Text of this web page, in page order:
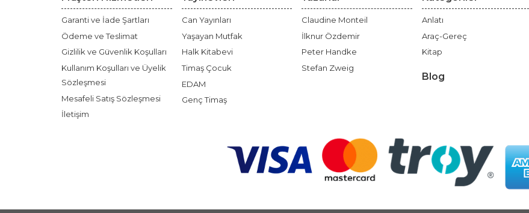
Garanti ve İade Şartları
Ödeme ve Teslimat
Gizlilik ve Güvenlik Koşulları
Kullanım Koşulları ve Üyelik
Sözleşmesi
Mesafeli Satış Sözleşmesi
İletişim
Can Yayınları
Yaşayan Mutfak
Halk Kitabevi
Timaş Çocuk
EDAM
Genç Timaş
Claudine Monteil
İlknur Özdemir
Peter Handke
Stefan Zweig
Anlatı
Araç-Gereç
Kitap
Blog